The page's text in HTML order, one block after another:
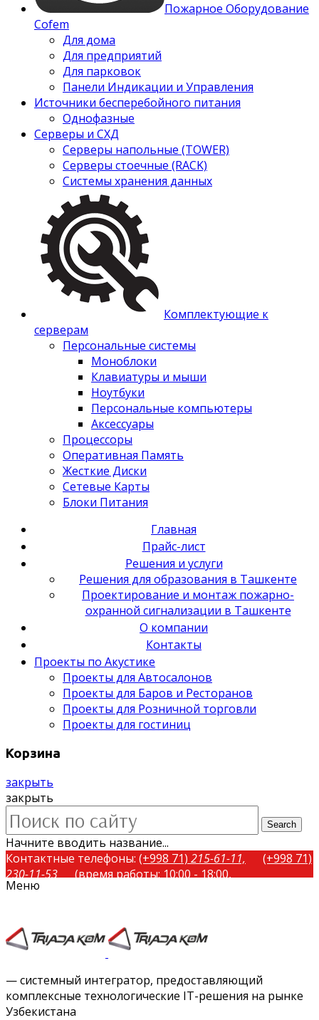
Пожарное Оборудование
Cofem
Для дома
Для предприятий
Для парковок
Панели Индикации и Управления
Источники бесперебойного питания
Однофазные
Серверы и СХД
Серверы напольные (TOWER)
Серверы стоечные (RACK)
Системы хранения данных
Комплектующие к
серверам
Персональные системы
Моноблоки
Клавиатуры и мыши
Ноутбуки
Персональные компьютеры
Аксессуары
Процессоры
Оперативная Память
Жесткие Диски
Сетевые Карты
Блоки Питания
Главная
Прайс-лист
Решения и услуги
Решения для образования в Ташкенте
Проектирование и монтаж пожарно-
охранной сигнализации в Ташкенте
О компании
Контакты
Проекты по Акустике
Проекты для Автосалонов
Проекты для Баров и Ресторанов
Проекты для Розничной торговли
Проекты для гостиниц
Корзина
закрыть
закрыть
Search
Начните вводить название...
Контактные телефоны: (+998 71) 215-61-11,
(+998 71)
230-11-53
(время работы: 10:00 - 18:00,
понедельник-пятница)
Instagram
Vimeo
Меню
— системный интегратор, предоставляющий
комплексные технологические IT-решения на рынке
Узбекистана